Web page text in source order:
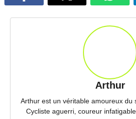
Arthur
Arthur est un véritable amoureux du
Cycliste aguerri, coureur